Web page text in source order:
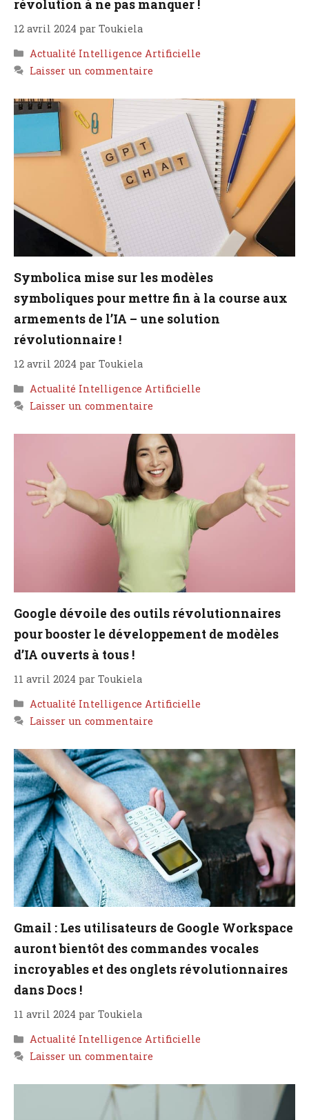
révolution à ne pas manquer !
12 avril 2024 par Toukiela
Catégories
Actualité Intelligence Artificielle
Laisser un commentaire
Symbolica mise sur les modèles
symboliques pour mettre fin à la course aux
armements de l’IA – une solution
révolutionnaire !
12 avril 2024 par Toukiela
Catégories
Actualité Intelligence Artificielle
Laisser un commentaire
Google dévoile des outils révolutionnaires
pour booster le développement de modèles
d’IA ouverts à tous !
11 avril 2024 par Toukiela
Catégories
Actualité Intelligence Artificielle
Laisser un commentaire
Gmail : Les utilisateurs de Google Workspace
auront bientôt des commandes vocales
incroyables et des onglets révolutionnaires
dans Docs !
11 avril 2024 par Toukiela
Catégories
Actualité Intelligence Artificielle
Laisser un commentaire